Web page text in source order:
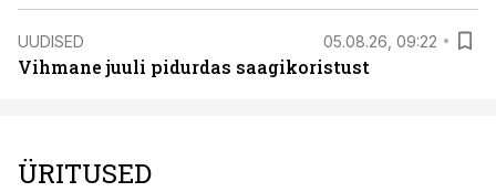
UUDISED 05.08.26, 09:22
Vihmane juuli pidurdas saagikoristust
ÜRITUSED